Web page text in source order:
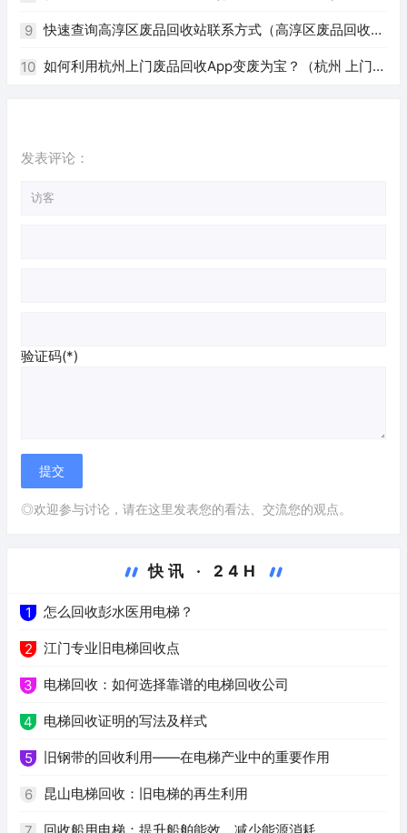
9 快速查询高淳区废品回收站联系方式（高淳区废品回收站
电话）
10 如何利用杭州上门废品回收App变废为宝？（杭州 上门回
发表评论：
验证码(*)
◎欢迎参与讨论，请在这里发表您的看法、交流您的观点。
快讯 · 24H
1 怎么回收彭水医用电梯？
2 江门专业旧电梯回收点
3 电梯回收：如何选择靠谱的电梯回收公司
4 电梯回收证明的写法及样式
5 旧钢带的回收利用——在电梯产业中的重要作用
6 昆山电梯回收：旧电梯的再生利用